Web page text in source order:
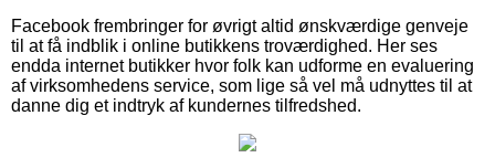
Facebook frembringer for øvrigt altid ønskværdige genveje
til at få indblik i online butikkens troværdighed. Her ses
endda internet butikker hvor folk kan udforme en evaluering
af virksomhedens service, som lige så vel må udnyttes til at
danne dig et indtryk af kundernes tilfredshed.